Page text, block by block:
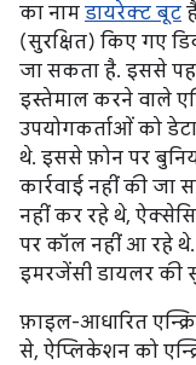
का नाम डायरेक्ट बूट
(सुरक्षित) किए गए
जा सकता है. इससे
इस्तेमाल करने वाले
उपयोगकर्ताओं को
थे. इससे फ़ोन पर
कार्रवाई नहीं की जा
नहीं कर रहे थे,
पर कॉल नहीं आ रहे थे.
इमरजेंसी डायलर की
फ़ाइल-आधारित
से, ऐप्लिकेशन को